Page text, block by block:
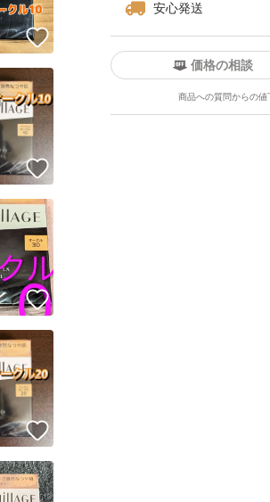
安心発送
の実績について
たユーザーにバッジを付与しています
基準をクリアした安心・安全なユーザーです
はYahoo!フリマの取引を完了させた実績があります
は他フリマサービスでの取引実績があります
保証しているものではありません
価格の相談
商品への質問からの
情報をコピーします
ています
出品ページへ
キャンセル
いいね！
いいね！